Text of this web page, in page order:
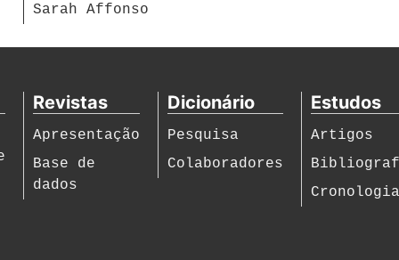
Sarah Affonso
Revistas
Apresentação
Base de
dados
Dicionário
Pesquisa
Colaboradores
Estudos
Artigos